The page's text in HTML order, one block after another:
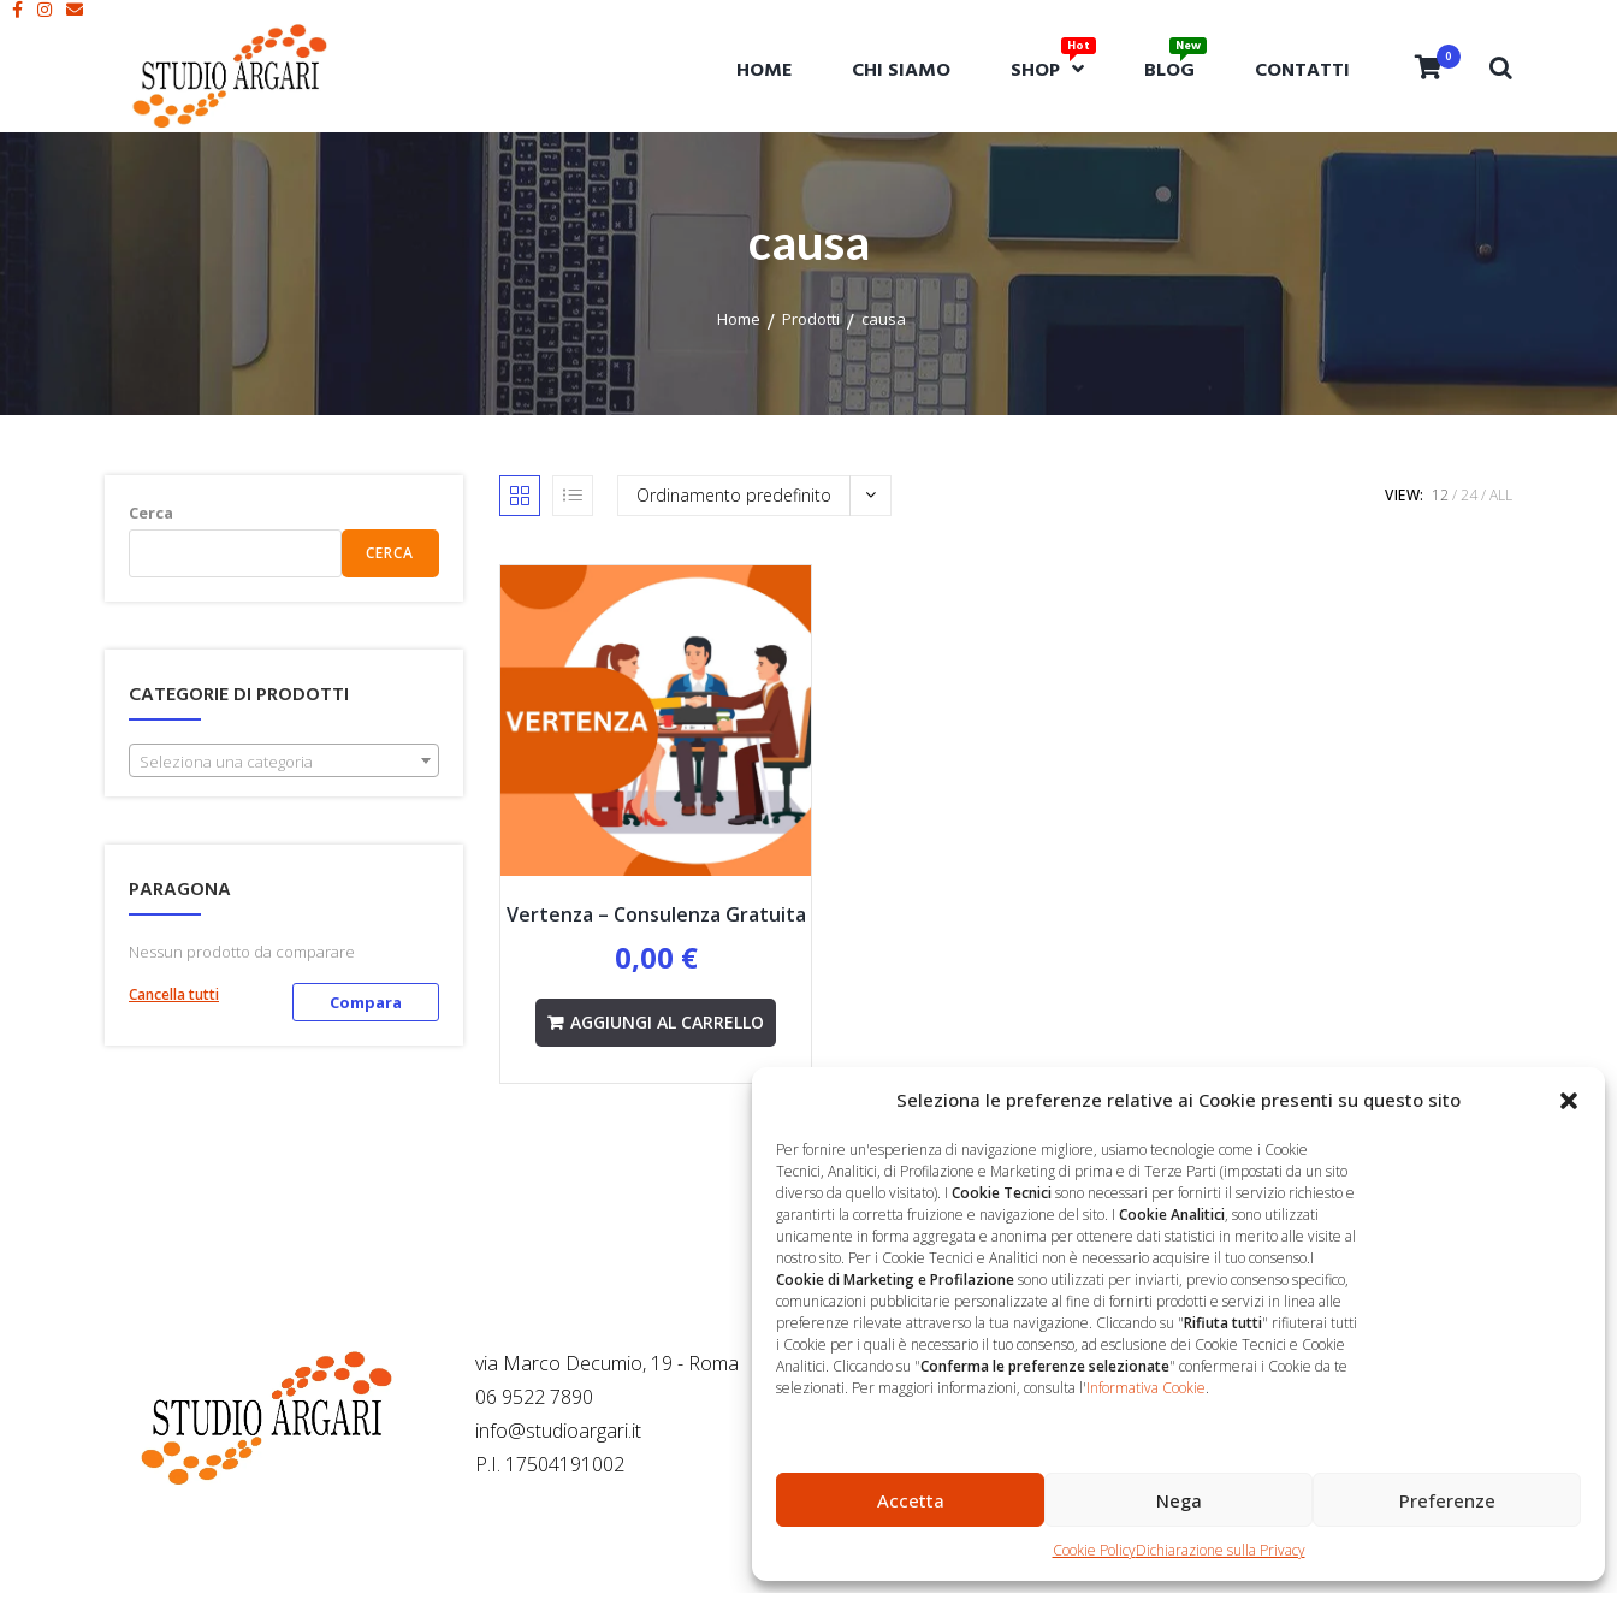
Seleziona le preferenze relative ai Cookie presenti su questo sito
Per fornire un'esperienza di navigazione migliore, usiamo tecnologie come i Cookie
Tecnici, Analitici, di Profilazione e Marketing di prima e di Terze Parti (impostati da un sito
diverso da quello visitato). I Cookie Tecnicisono necessari per fornirti il servizio richiesto e
garantirti la corretta fruizione e navigazione del sito. I Cookie Analitici, sono utilizzati
unicamente in forma aggregata e anonima per ottenere dati statistici in merito alle visite al
nostro sito. Per i Cookie Tecnici e Analitici non è necessario acquisire il tuo consenso.I
Cookie di Marketing e Profilazionesono utilizzati per inviarti, previo consenso specifico,
comunicazioni pubblicitarie personalizzate al fine di fornirti prodotti e servizi in linea alle
preferenze rilevate attraverso la tua navigazione. Cliccando su "Rifiuta tutti" rifiuterai tutti
i Cookie per i quali è necessario il tuo consenso, ad esclusione dei Cookie Tecnici e Cookie
Analitici. Cliccando su "Conferma le preferenze selezionate" confermerai i Cookie da te
selezionati. Per maggiori informazioni, consulta l'Informativa Cookie.
Accetta Nega Preferenze
Cookie PolicyDichiarazione sulla Privacy
HOME CHI SIAMO SHOP BLOG CONTATTI 0
causa
Home Prodotti causa
Ordinamento predefinito VIEW: 12 24 ALL
Vertenza – Consulenza Gratuita
0,00 €
AGGIUNGI AL CARRELLO
Cerca
CERCA
CATEGORIE DI PRODOTTI
Seleziona una categoria
PARAGONA
Nessun prodotto da comparare
Cancella tutti Compara
via Marco Decumio, 19 - Roma
06 9522 7890
info@studioargari.it
P.I. 17504191002
Newsletter
Per non perdere nemmeno
un'opportunità, iscriviti.
Seguici